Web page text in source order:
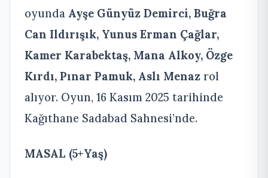
oyunda Ayşe Günyüz Demirci, Buğra
Can Ildırışık, Yunus Erman Çağlar,
Kamer Karabektaş, Mana Alkoy, Özge
Kırdı, Pınar Pamuk, Aslı Menaz rol
alıyor. Oyun, 16 Kasım 2025 tarihinde
Kağıthane Sadabad Sahnesi’nde.
MASAL (5+Yaş)